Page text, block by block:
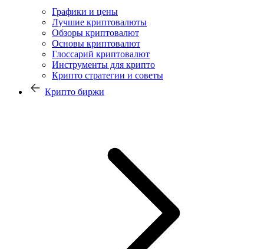
Графики и цены
Лучшие криптовалюты
Обзоры криптовалют
Основы криптовалют
Глоссарий криптовалют
Инструменты для крипто
Крипто стратегии и советы
Крипто биржи